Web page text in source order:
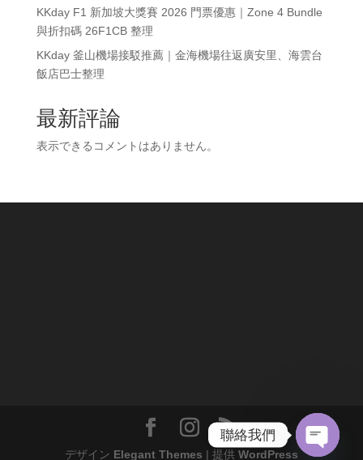
KKday F1 新加坡大獎賽 2026 門票優惠｜Zone 4 Bundle
與折扣碼 26F1CB 整理
KKday 釜山機場接駁推薦｜金海機場往返廣安里、海雲台
飯店巴士整理
最新評論
表示できるコメントはありません。
デザイン Elegant Themes | 提供 WordPress
聯絡我們